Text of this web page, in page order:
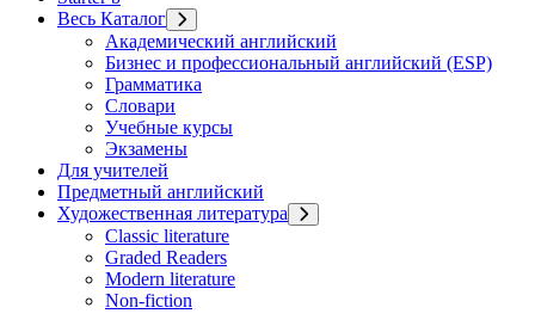
Весь Каталог
Академический английский
Бизнес и профессиональный английский (ESP)
Грамматика
Словари
Учебные курсы
Экзамены
Для учителей
Предметный английский
Художественная литература
Classic literature
Graded Readers
Modern literature
Non-fiction